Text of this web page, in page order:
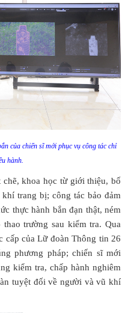
của chiến sĩ mới phục vụ công tác chỉ
hành.
khoa học từ giới thiệu, bố
trang bị; công tác bảo đảm
thực hành bắn đạn thật, ném
trường sau kiểm tra. Qua
cấp của Lữ đoàn Thông tin 26
phương pháp; chiến sĩ mới
kiểm tra, chấp hành nghiêm
tuyệt đối về người và vũ khí